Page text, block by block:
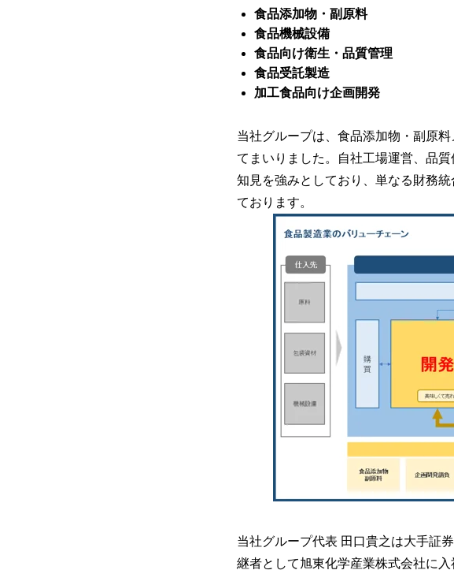
食品添加物・副原料
食品機械設備
食品向け衛生・品質管理
食品受託製造
加工食品向け企画開発
当社グループは、食品添加物・副原
てまいりました。自社工場運営、品
知見を強みとしており、単なる財務
ております。
当社グループ代表 田口貴之は大手証
継者として旭東化学産業株式会社に